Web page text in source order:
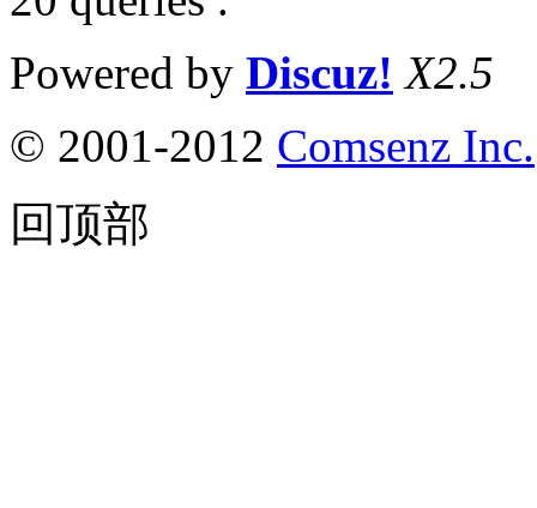
Powered by Discuz! X2.5
© 2001-2012 Comsenz Inc.
回顶部